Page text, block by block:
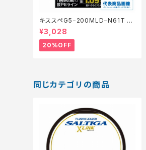
キススペG5−200MLD−N61T P
M 1【特価仕掛】【20】
¥3,028
20%OFF
同じカテゴリの商品